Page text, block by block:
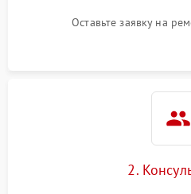
Оставьте заявку на
2.